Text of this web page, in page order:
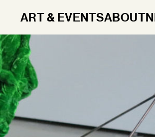
ART & EVENTSABOUT